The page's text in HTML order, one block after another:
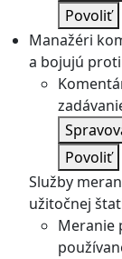
Povoliť
Manažéri
a bojujú
Povoliť
Služby
užitočnej
Meranie